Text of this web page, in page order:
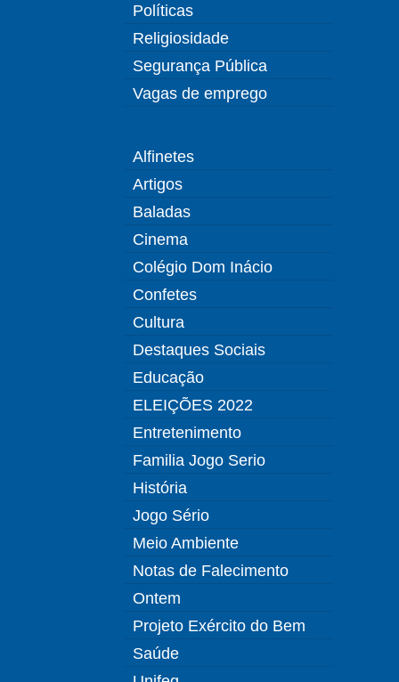
Políticas
Religiosidade
Segurança Pública
Vagas de emprego
Alfinetes
Artigos
Baladas
Cinema
Colégio Dom Inácio
Confetes
Cultura
Destaques Sociais
Educação
ELEIÇÕES 2022
Entretenimento
Familia Jogo Serio
História
Jogo Sério
Meio Ambiente
Notas de Falecimento
Ontem
Projeto Exército do Bem
Saúde